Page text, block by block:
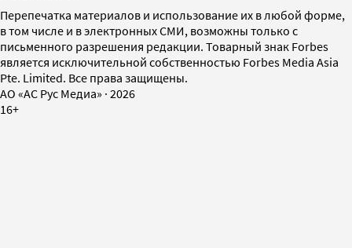
Перепечатка материалов и использование их в любой форме,
в том числе и в электронных СМИ, возможны только с
письменного разрешения редакции. Товарный знак Forbes
является исключительной собственностью Forbes Media Asia
Pte. Limited. Все права защищены.
AO «АС Рус Медиа» · 2026
16+